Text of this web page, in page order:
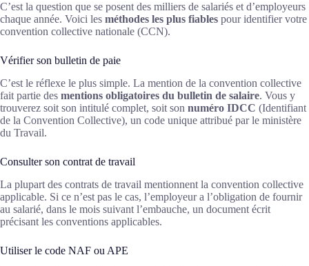
C’est la question que se posent des milliers de salariés et d’employeurs
chaque année. Voici les méthodes les plus fiables pour identifier votre
convention collective nationale (CCN).
Vérifier son bulletin de paie
C’est le réflexe le plus simple. La mention de la convention collective
fait partie des mentions obligatoires du bulletin de salaire. Vous y
trouverez soit son intitulé complet, soit son numéro IDCC (Identifiant
de la Convention Collective), un code unique attribué par le ministère
du Travail.
Consulter son contrat de travail
La plupart des contrats de travail mentionnent la convention collective
applicable. Si ce n’est pas le cas, l’employeur a l’obligation de fournir
au salarié, dans le mois suivant l’embauche, un document écrit
précisant les conventions applicables.
Utiliser le code NAF ou APE